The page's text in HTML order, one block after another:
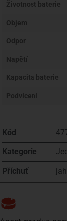
Životnost baterie
Objem
Odpor
Napětí
Kapacita baterie
Podvícení
Kód
Kategorie
Příchuť